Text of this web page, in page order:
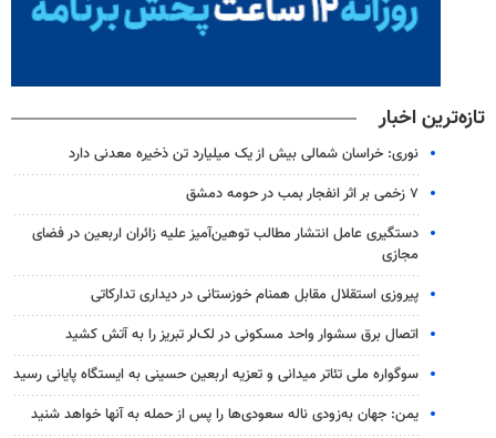
تازه‌ترین اخبار
نوری: خراسان شمالی بیش از یک میلیارد تن ذخیره معدنی دارد
۷ زخمی بر اثر انفجار بمب در حومه دمشق
دستگیری عامل انتشار مطالب توهین‌آمیز علیه زائران اربعین در فضای
مجازی
پیروزی استقلال مقابل همنام خوزستانی در دیداری تدارکاتی
اتصال برق سشوار واحد مسکونی در لک‌لر تبریز را به آتش کشید
سوگواره ملی تئاتر میدانی و تعزیه اربعین حسینی به ایستگاه پایانی رسید
یمن: جهان به‌زودی ناله سعودی‌ها را پس از حمله به آنها خواهد شنید